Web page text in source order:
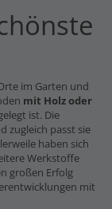
im Garten und
mit Holz oder
ist. Die
zugleich passt sie
haben sich
Werkstoffe
großen Erfolg
mit